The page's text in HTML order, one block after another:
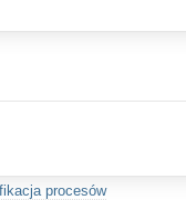
procesów